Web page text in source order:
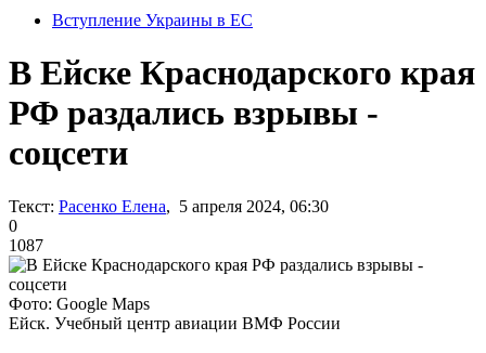
Вступление Украины в ЕС
В Ейске Краснодарского края
РФ раздались взрывы -
соцсети
Текст: Расенко Елена, 5 апреля 2024, 06:30
0
1087
Фото: Google Maps
Ейск. Учебный центр авиации ВМФ России